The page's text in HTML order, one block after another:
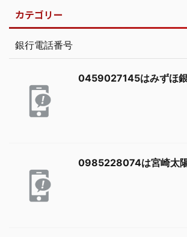
カテゴリー
銀行電話番号
0459027145はみずほ
0985228074は宮崎太